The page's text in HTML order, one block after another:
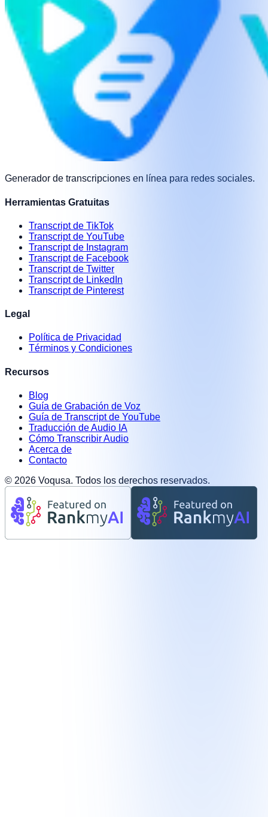
Generador de transcripciones en línea para redes sociales.
Herramientas Gratuitas
Transcript de TikTok
Transcript de YouTube
Transcript de Instagram
Transcript de Facebook
Transcript de Twitter
Transcript de LinkedIn
Transcript de Pinterest
Legal
Política de Privacidad
Términos y Condiciones
Recursos
Blog
Guía de Grabación de Voz
Guía de Transcript de YouTube
Traducción de Audio IA
Cómo Transcribir Audio
Acerca de
Contacto
© 2026 Voqusa. Todos los derechos reservados.